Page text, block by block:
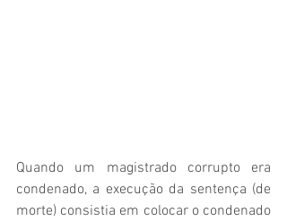
Quando um magistrado corrupto era
condenado, a execução da sentença (de
morte) consistia em colocar o condenado